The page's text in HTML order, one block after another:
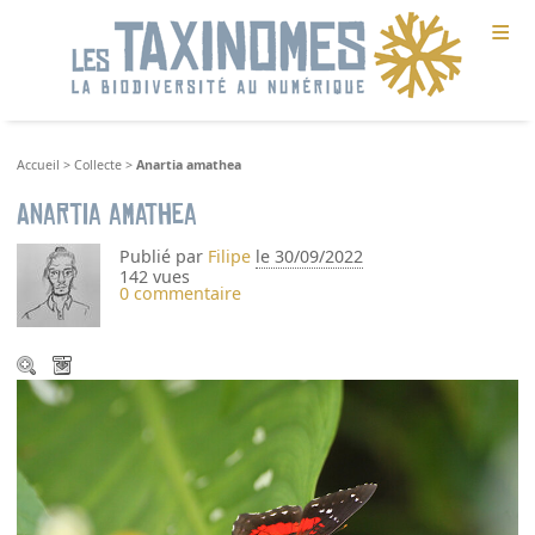
≡
Accueil >Collecte >Anartia amathea
Anartia amathea
Publié par Filipe le 30/09/2022
142 vues
0 commentaire